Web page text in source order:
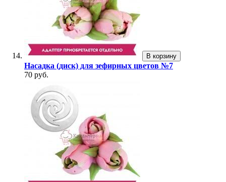
В корзину
Насадка (диск) для зефирных цветов №7
70 руб.